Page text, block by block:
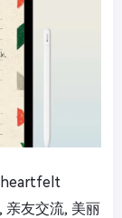
heartfelt
亲友交流, 美丽